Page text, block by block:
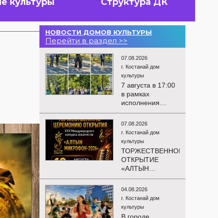
НОВОСТИ ДОМОВ КУЛЬТУРЫ
Перейти в раздел >>
07.08.2026
г. Костанай дом
культуры
7 августа в 17:00
в рамках
исполнения
показателей КРІ в
соответствии с
утверждённым
состоялся
выездной концерт
посвященной
экологической
акции «Таза
Казахстан». в
Мендыкаринский
район (п. Красная
07.08.2026
г. Костанай дом
культуры
ТОРЖЕСТВЕННОЕ
ОТКРЫТИЕ
«АЛТЫН
МИКРОФОН –
2026»
Приглашаем вас
торжественную
04.08.2026
г. Костанай дом
культуры